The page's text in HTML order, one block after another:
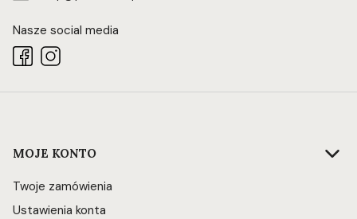
Nasze social media
Linki w stopce
MOJE KONTO
Twoje zamówienia
Ustawienia konta